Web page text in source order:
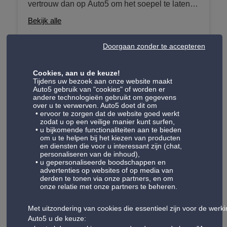
voertuigen werken we met
onderhoudspakketten die olieverversing,
nodig) en een aantal controlepunten omvatten
vertrouw dan op Auto5 om het soepel te laten
werken. We werken met verschillende forfaits,
diensten aan voor voertuigen uitgerust met het
het nieuwe gas (R1234YF) geïntroduceerd op
bepaalde voertuigen vanaf 2013.
Bekijk alle
Onze check-up forfaits zijn ontworpen om alle
belangrijke onderdelen van je auto te
controleren, zodat je met een gerust hart de
weg op kunt. Onze gekwalificeerde technici
onderzoeken je auto zorgvuldig en zorgen
ervoor dat hij in topconditie verkeert. Van het
controleren van de remmen en de staat van de
schokdempers tot de functionaliteit van de
verlichting - wij zorgen voor elk detail zodat je
Bekijk alle
Remmen
Remmen zijn een van de belangrijkste
beveiligingssystemen in uw voertuig. We
verandering van remblokken, remschijven om
Bekijk alle
Cookies, aan u de keuze!
Tijdens uw bezoek aan onze website maakt
Auto5 gebruik van "cookies" of worden er
andere technologieën gebruikt om gegevens
over u te verwerven. Auto5 doet dit om
ervoor te zorgen dat de website goed werkt
zodat u op een veilige manier kunt surfen,
u bijkomende functionaliteiten aan te bieden
om u te helpen bij het kiezen van producten
en diensten die voor u interessant zijn (chat,
personaliseren van de inhoud),
u gepersonaliseerde boodschappen en
advertenties op websites of op media van
derden te tonen via onze partners, en om
onze relatie met onze partners te beheren.
Met uitzondering van cookies die essentieel zijn voor de
Auto5 u de keuze:
Doorgaan zonder te accepteren